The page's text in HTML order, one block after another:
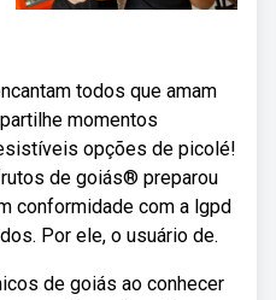
todos que amam
momentos
opções de picolé!
de goiás® preparou
conformidade com a lgpd
Por ele, o usuário de.
de goiás ao conhecer